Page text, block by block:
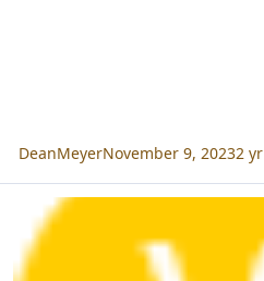
DeanMeyerNovember 9, 20232 yr
6.0.114 (22. Juli 2019)